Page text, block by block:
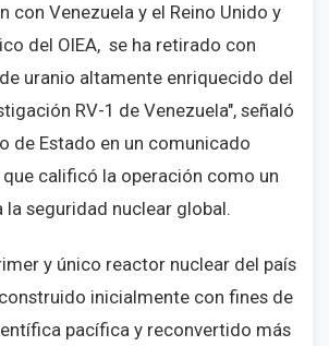
con Venezuela y el Reino Unido y
del OIEA, se ha retirado con
uranio altamente enriquecido del
RV-1 de Venezuela", señaló
de Estado en un comunicado
calificó la operación como un
la seguridad nuclear global.
y único reactor nuclear del país
inicialmente con fines de
pacífica y reconvertido más